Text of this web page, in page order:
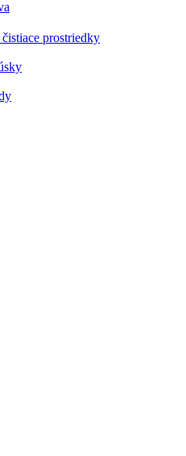
prostriedky